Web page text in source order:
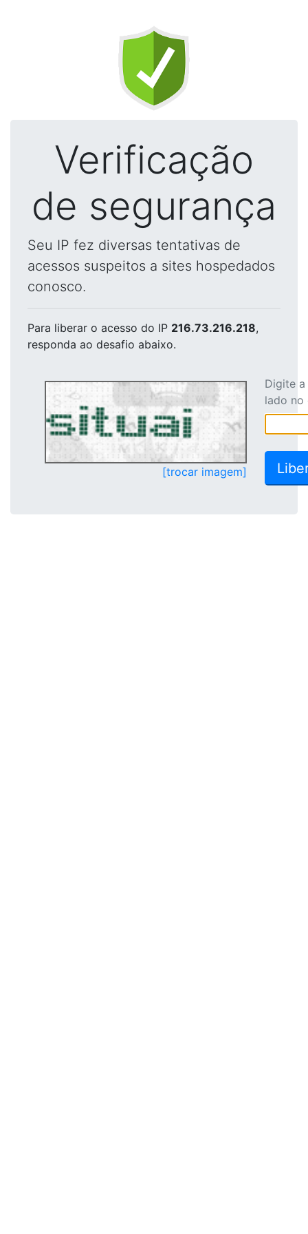
Verificação
de segurança
Seu IP fez diversas tentativas de
acessos suspeitos a sites hospedados
conosco.
Para liberar o acesso do IP 216.73.216.218,
responda ao desafio abaixo.
[trocar imagem]
Digite
lado no